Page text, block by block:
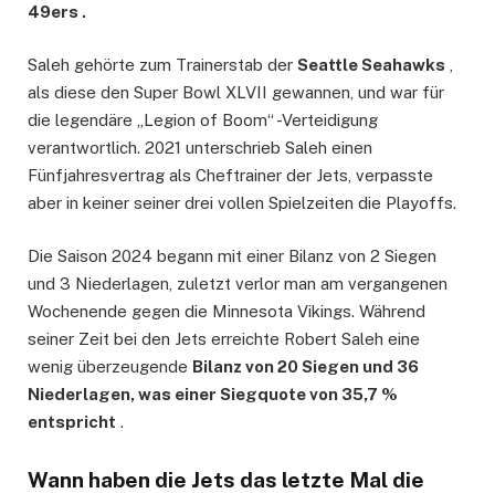
49ers .
Saleh gehörte zum Trainerstab der Seattle Seahawks
als diese den Super Bowl XLVII gewannen, und war für
die legendäre „Legion of Boom“ -Verteidigung
verantwortlich. 2021 unterschrieb Saleh einen
Fünfjahresvertrag als Cheftrainer der Jets, verpasste
aber in keiner seiner drei vollen Spielzeiten die Playoffs.
Die Saison 2024 begann mit einer Bilanz von 2 Siegen
und 3 Niederlagen, zuletzt verlor man am vergangenen
Wochenende gegen die Minnesota Vikings. Während
seiner Zeit bei den Jets erreichte Robert Saleh eine
wenig überzeugende Bilanz von 20 Siegen und 36
Niederlagen, was einer Siegquote von 35,7 %
entspricht .
Wann haben die Jets das letzte Mal die